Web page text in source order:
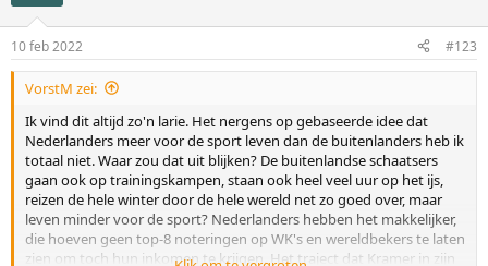
10 feb 2022 #123
VorstM zei:
Ik vind dit altijd zo'n larie. Het nergens op gebaseerde idee dat
Nederlanders meer voor de sport leven dan de buitenlanders heb ik
totaal niet. Waar zou dat uit blijken? De buitenlandse schaatsers
gaan ook op trainingskampen, staan ook heel veel uur op het ijs,
reizen de hele winter door de hele wereld net zo goed over, maar
leven minder voor de sport? Nederlanders hebben het makkelijker,
die hoeven geen top-8 noteringen op WK's en wereldbekers te laten
zien om toch hun inkomen te krijgen. Het traject dat Kramer in zijn